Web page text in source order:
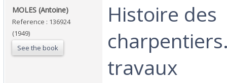
‎MOLES (Antoine)‎
Reference : 136924
(1949)
See the book
‎Histoire des
travaux‎